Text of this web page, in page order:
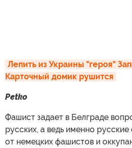
Лепить из Украины "героя"
Карточный домик рушится
Petko
Фашист задает в Белграде
русских, а ведь именно
от немецких фашистов и